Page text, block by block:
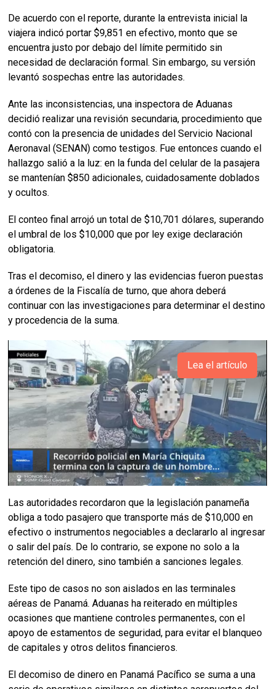
De acuerdo con el reporte, durante la entrevista inicial la
viajera indicó portar $9,851 en efectivo, monto que se
encuentra justo por debajo del límite permitido sin
necesidad de declaración formal. Sin embargo, su versión
levantó sospechas entre las autoridades.
Ante las inconsistencias, una inspectora de Aduanas
decidió realizar una revisión secundaria, procedimiento que
contó con la presencia de unidades del Servicio Nacional
Aeronaval (SENAN) como testigos. Fue entonces cuando el
hallazgo salió a la luz: en la funda del celular de la pasajera
se mantenían $850 adicionales, cuidadosamente doblados
y ocultos.
El conteo final arrojó un total de $10,701 dólares, superando
el umbral de los $10,000 que por ley exige declaración
obligatoria.
Tras el decomiso, el dinero y las evidencias fueron puestas
a órdenes de la Fiscalía de turno, que ahora deberá
continuar con las investigaciones para determinar el destino
y procedencia de la suma.
Lea el artículo
Las autoridades recordaron que la legislación panameña
obliga a todo pasajero que transporte más de $10,000 en
efectivo o instrumentos negociables a declararlo al ingresar
o salir del país. De lo contrario, se expone no solo a la
retención del dinero, sino también a sanciones legales.
Este tipo de casos no son aislados en las terminales
aéreas de Panamá. Aduanas ha reiterado en múltiples
ocasiones que mantiene controles permanentes, con el
apoyo de estamentos de seguridad, para evitar el blanqueo
de capitales y otros delitos financieros.
El decomiso de dinero en Panamá Pacífico se suma a una